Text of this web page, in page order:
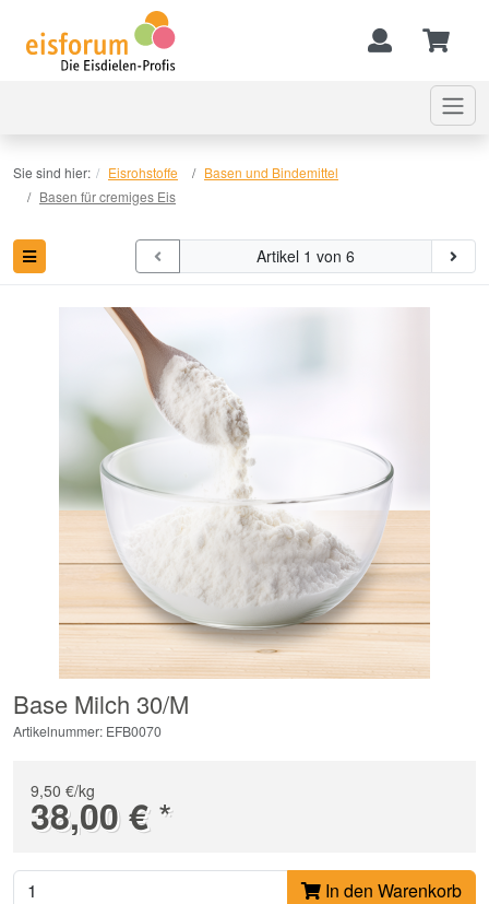
Sie sind hier: Eisrohstoffe
Basen und Bindemittel
Basen für cremiges Eis
Artikel 1 von 6
Base Milch 30/M
Artikelnummer: EFB0070
9,50 €/kg
38,00 € *
In den Warenkorb